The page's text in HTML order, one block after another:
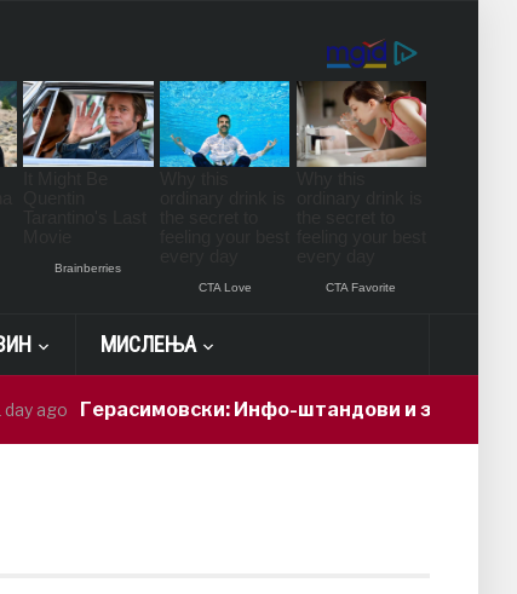
МИСЛЕЊА
ago Герасимовски: Инфо-штандови и